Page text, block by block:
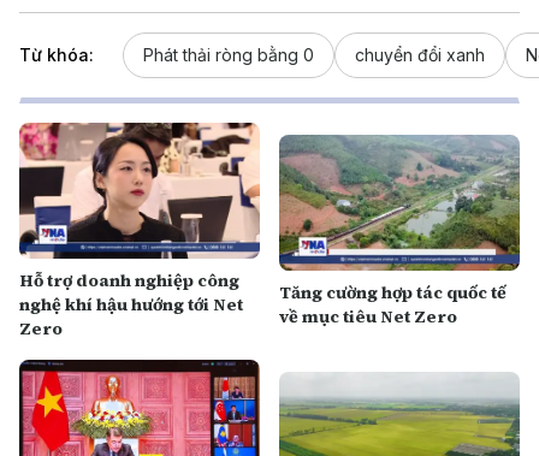
Từ khóa: Phát thải ròng bằng 0 chuyển đổi xanh
Hỗ trợ doanh nghiệp công
nghệ khí hậu hướng tới Net
Zero
Tăng cường hợp tác quốc tế
về mục tiêu Net Zero